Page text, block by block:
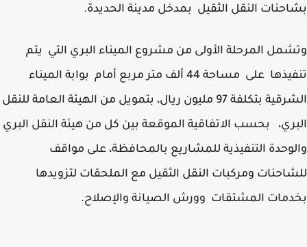
النقل الثقيل بمدخل مدينة الحديدة.
المرحلة الأولى من مشروع الميناء البري التي يتم
تنفيذها على مساحة 44 ألف متر مربع أمام بوابة الميناء
الشرقية بتكلفة 97 مليون ريال، بتمويل من الهيئة العامة للنقل
بحسب الاتفاقية الموقعة بين كل من هيئة النقل البري
التنفيذية للمشاريع بالمحافظة، على مواقف
ومركبات النقل الثقيل مع الملحقات لتزويدها
المشتقات وورش الصيانة والإصلاح.